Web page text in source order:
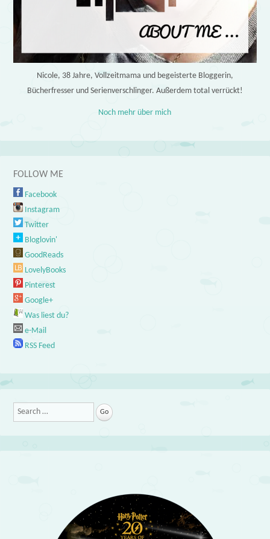
Nicole, 38 Jahre, Vollzeitmama und begeisterte Bloggerin,
Bücherfresser und Serienverschlinger. Außerdem total verrückt!
Noch mehr über mich
FOLLOW ME
Facebook
Instagram
Twitter
Bloglovin'
GoodReads
LovelyBooks
Pinterest
Google+
Was liest du?
e-Mail
RSS Feed
Search